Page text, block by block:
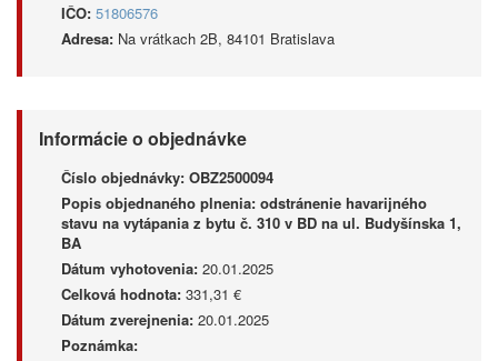
IČO: 51806576
Adresa: Na vrátkach 2B, 84101 Bratislava
Informácie o objednávke
Číslo objednávky: OBZ2500094
Popis objednaného plnenia: odstránenie havarijného
stavu na vytápania z bytu č. 310 v BD na ul. Budyšínska 1,
BA
Dátum vyhotovenia: 20.01.2025
Celková hodnota: 331,31 €
Dátum zverejnenia: 20.01.2025
Poznámka: